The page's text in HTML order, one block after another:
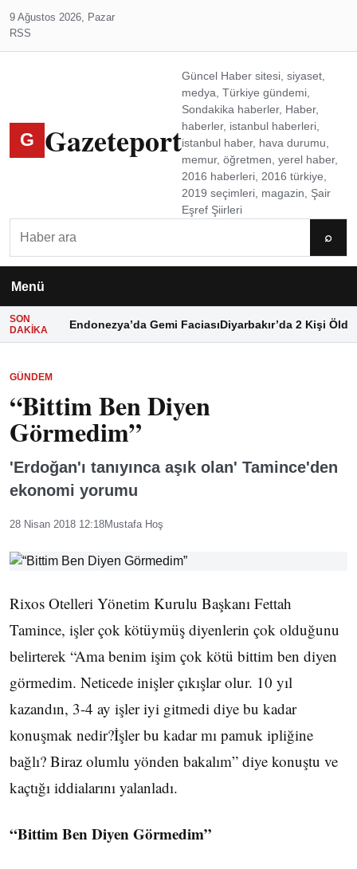
9 Ağustos 2026, Pazar
RSS
G Gazeteport
Güncel Haber sitesi, siyaset,
medya, Türkiye gündemi,
Sondakika haberler, Haber,
haberler, istanbul haberleri,
istanbul haber, hava durumu,
memur, öğretmen, yerel haber,
2016 haberleri, 2016 türkiye,
2019 seçimleri, magazin, Şair
Eşref Şiirleri
⌕
Menü
SON
DAKIKA
Endonezya’da Gemi FaciasıDiyarbakır’da 2 Kişi Öldü
GÜNDEM
“Bittim Ben Diyen
Görmedim”
'Erdoğan'ı tanıyınca aşık olan' Tamince'den
ekonomi yorumu
28 Nisan 2018 12:18Mustafa Hoş
Rixos Otelleri Yönetim Kurulu Başkanı Fettah
Tamince, işler çok kötüymüş diyenlerin çok olduğunu
belirterek “Ama benim işim çok kötü bittim ben diyen
görmedim. Neticede inişler çıkışlar olur. 10 yıl
kazandın, 3-4 ay işler iyi gitmedi diye bu kadar
konuşmak nedir?İşler bu kadar mı pamuk ipliğine
bağlı? Biraz olumlu yönden bakalım” diye konuştu ve
kaçtığı iddialarını yalanladı.
“Bittim Ben Diyen Görmedim”